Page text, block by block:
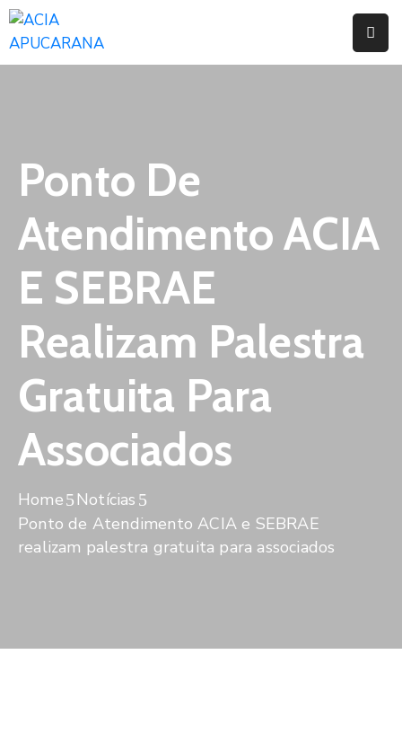
Serviços
Campanhas
Convênios
Benefícios
Fórum
Desenvolve
Instituto
De
Pesquisa
Imprensa
Contato
Ponto De
Atendimento ACIA
E SEBRAE
Realizam Palestra
Gratuita Para
Associados
Home
Notícias
Ponto de Atendimento ACIA e SEBRAE
realizam palestra gratuita para associados